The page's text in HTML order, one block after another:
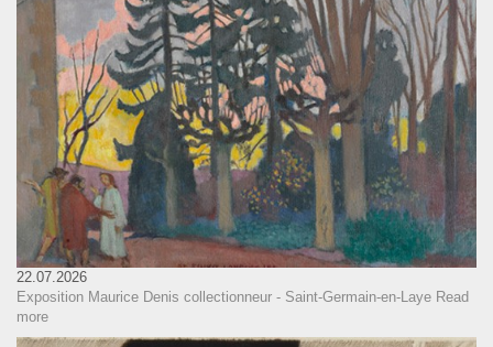
22.07.2026
Exposition Maurice Denis collectionneur - Saint-Germain-en-Laye Read
more